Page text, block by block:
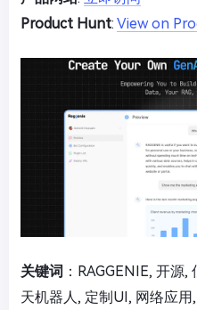
Product Hunt: View on
关键词 ：RAGGENIE, 开源
天机器人, 定制UI, 网络应